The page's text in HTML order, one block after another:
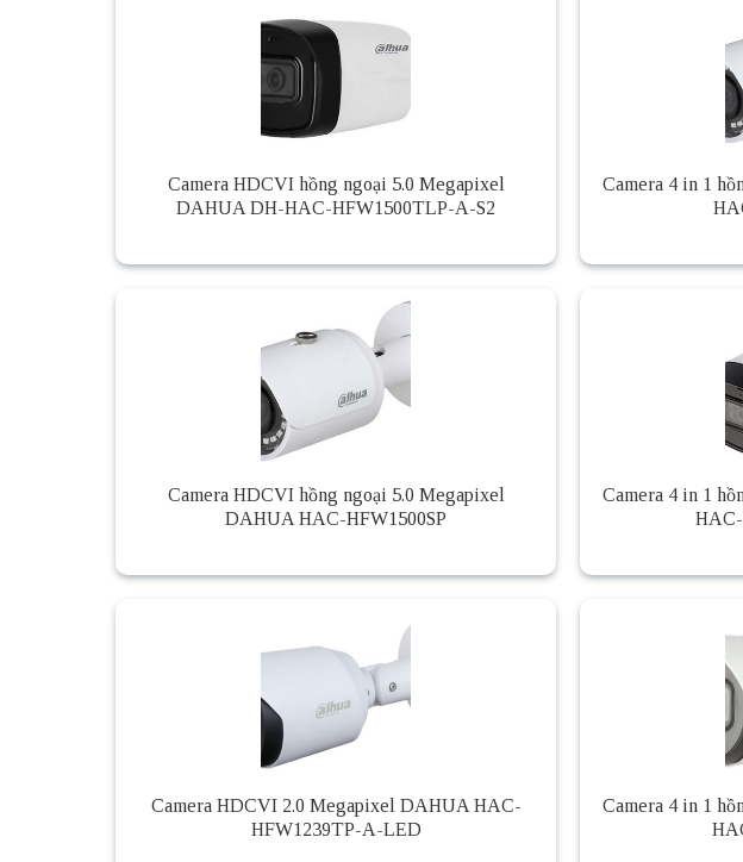
Camera HDCVI hồng ngoại 5.0 Megapixel
DAHUA DH-HAC-HFW1500TLP-A-S2
Camera 4 in 1
Camera HDCVI hồng ngoại 5.0 Megapixel
DAHUA HAC-HFW1500SP
Camera 4 in 1
Camera HDCVI 2.0 Megapixel DAHUA HAC-
HFW1239TP-A-LED
Camera 4 in 1